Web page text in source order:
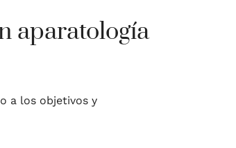
aparatología
a los objetivos y